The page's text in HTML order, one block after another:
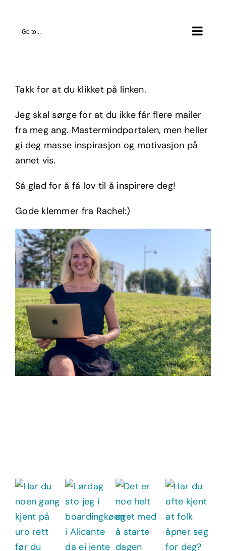
content
Go to...
Takk for at du klikket på linken.
Jeg skal sørge for at du ikke får flere mailer
fra meg ang. Mastermindportalen, men heller
gi deg masse inspirasjon og motivasjon på
annet vis.
Så glad for å få lov til å inspirere deg!
Gode klemmer fra Rachel:)